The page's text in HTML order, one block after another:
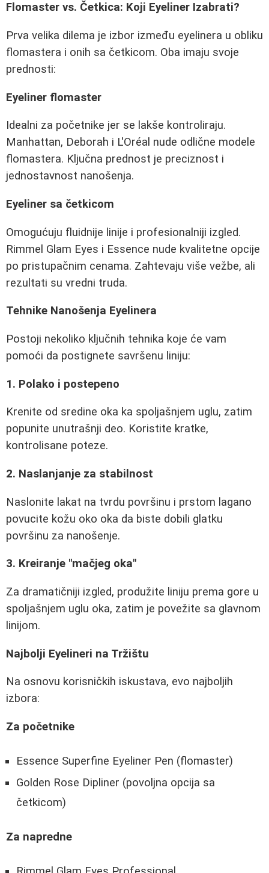
Flomaster vs. Četkica: Koji Eyeliner Izabrati?
Prva velika dilema je izbor između eyelinera u obliku
flomastera i onih sa četkicom. Oba imaju svoje
prednosti:
Eyeliner flomaster
Idealni za početnike jer se lakše kontroliraju.
Manhattan, Deborah i L'Oréal nude odlične modele
flomastera. Ključna prednost je preciznost i
jednostavnost nanošenja.
Eyeliner sa četkicom
Omogućuju fluidnije linije i profesionalniji izgled.
Rimmel Glam Eyes i Essence nude kvalitetne opcije
po pristupačnim cenama. Zahtevaju više vežbe, ali
rezultati su vredni truda.
Tehnike Nanošenja Eyelinera
Postoji nekoliko ključnih tehnika koje će vam
pomoći da postignete savršenu liniju:
1. Polako i postepeno
Krenite od sredine oka ka spoljašnjem uglu, zatim
popunite unutrašnji deo. Koristite kratke,
kontrolisane poteze.
2. Naslanjanje za stabilnost
Naslonite lakat na tvrdu površinu i prstom lagano
povucite kožu oko oka da biste dobili glatku
površinu za nanošenje.
3. Kreiranje "mačjeg oka"
Za dramatičniji izgled, produžite liniju prema gore u
spoljašnjem uglu oka, zatim je povežite sa glavnom
linijom.
Najbolji Eyelineri na Tržištu
Na osnovu korisničkih iskustava, evo najboljih
izbora:
Za početnike
Essence Superfine Eyeliner Pen (flomaster)
Golden Rose Dipliner (povoljna opcija sa
četkicom)
Za napredne